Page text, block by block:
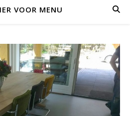
VOOR MENU